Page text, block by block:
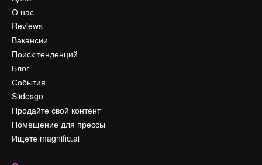
О нас
Reviews
Вакансии
Поиск тенденций
Блог
События
Slidesgo
Продайте свой контент
Помещение для прессы
Ищете magnific.ai